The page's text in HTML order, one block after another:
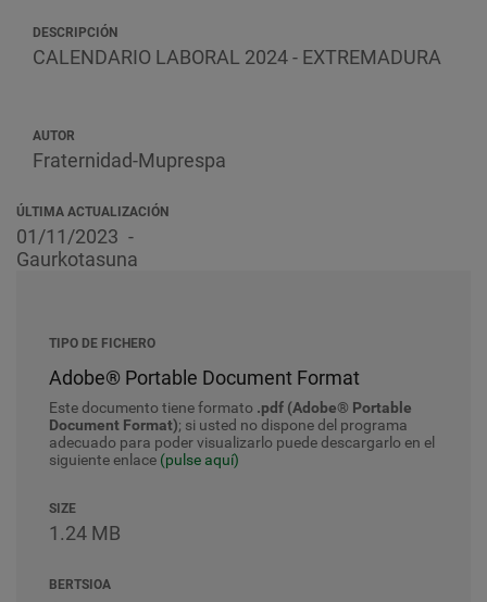
DESCRIPCIÓN
CALENDARIO LABORAL 2024 - EXTREMADURA
AUTOR
Fraternidad-Muprespa
ÚLTIMA ACTUALIZACIÓN
01/11/2023
Gaurkotasuna
TIPO DE FICHERO
Adobe® Portable Document Format
Este documento tiene formato .pdf (Adobe® Portable
Document Format); si usted no dispone del programa
adecuado para poder visualizarlo puede descargarlo en el
siguiente enlace (pulse aquí)
SIZE
1.24 MB
BERTSIOA